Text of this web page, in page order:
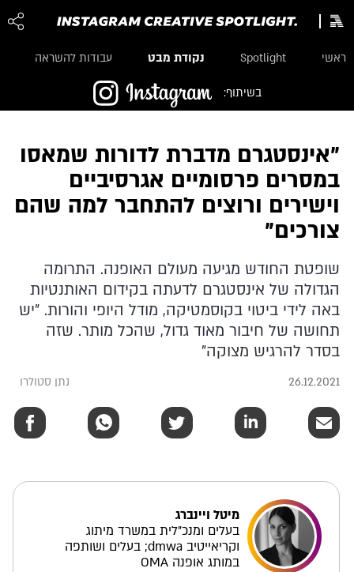
בשיתוף:
ראשי Spotlight נקודת מבט עבודות להשראה
"אינסטגרם מדברת לדורות שמאסו
במסרים פרסומיים אגרסיביים
וישירים ורוצים להתחבר למה שהם
צורכים"
שופטת החודש מגיעה מעולם האופנה. התרומה
הגדולה של אינסטגרם לדעתה בקידום האותנטיות
באה לידי ביטוי בקוסמטיקה, מודל היופי והורות. "יש
תחושה של חיבור מאוד גדול, שהכל מותר. שזה
בסדר להרגיש מצוקה"
26.12.2021 נתן סטולרו
מיטל ויינברג
בעלים ומנכ"לית במשרד מיתוג
וקריאייטיב dmwa; בעלים ושותפה
במותג אופנה OMA